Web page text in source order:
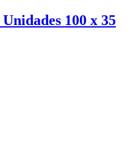
100 x 35